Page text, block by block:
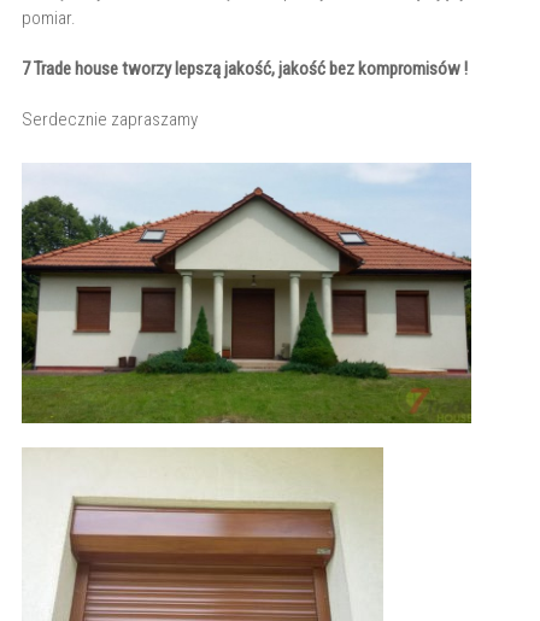
pomiar.
7 Trade house tworzy lepszą jakość, jakość bez kompromisów !
Serdecznie zapraszamy